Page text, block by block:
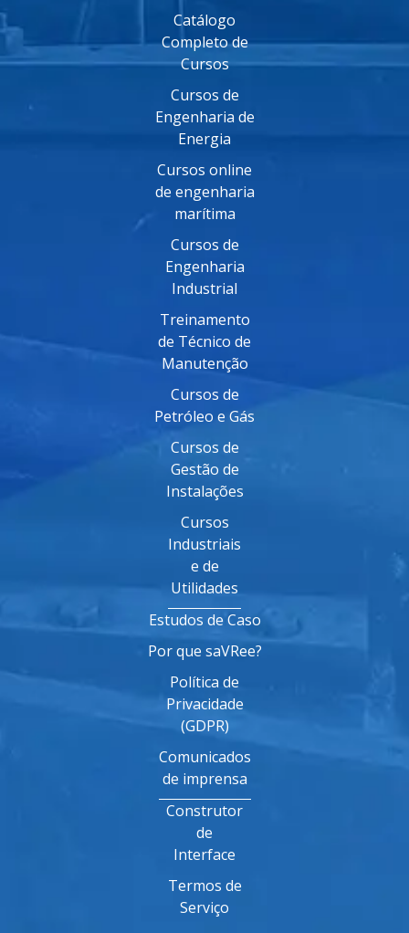
Catálogo
Completo de
Cursos
Cursos de
Engenharia de
Energia
Cursos online
de engenharia
marítima
Cursos de
Engenharia
Industrial
Treinamento
de Técnico de
Manutenção
Cursos de
Petróleo e Gás
Cursos de
Gestão de
Instalações
Cursos
Industriais
e de
Utilidades
Estudos de Caso
Por que saVRee?
Política de
Privacidade
(GDPR)
Comunicados
de imprensa
Construtor
de
Interface
Termos de
Serviço